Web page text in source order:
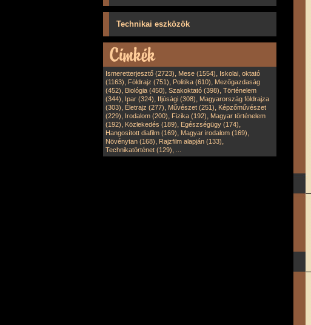
Technikai eszközök
Ismeretterjesztő (2723), Mese (1554), Iskolai, oktató
(1163), Földrajz (751), Politika (610), Mezőgazdaság
(452), Biológia (450), Szakoktató (398), Történelem
(344), Ipar (324), Ifjúsági (308), Magyarország földrajza
(303), Életrajz (277), Művészet (251), Képzőművészet
(229), Irodalom (200), Fizika (192), Magyar történelem
(192), Közlekedés (189), Egészségügy (174),
Hangosított diafilm (169), Magyar irodalom (169),
Növénytan (168), Rajzfilm alapján (133),
Technikatörténet (129),